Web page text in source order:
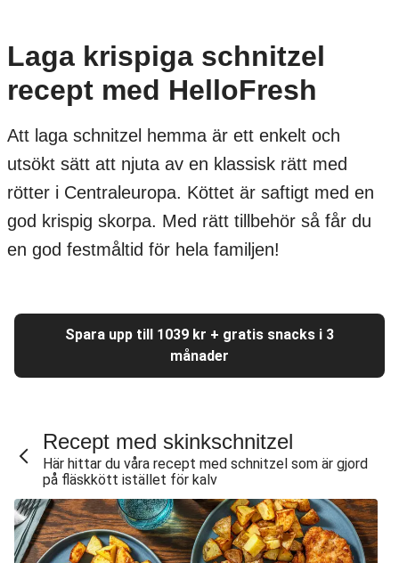
Laga krispiga schnitzel
recept med HelloFresh
Att laga schnitzel hemma är ett enkelt och
utsökt sätt att njuta av en klassisk rätt med
rötter i Centraleuropa. Köttet är saftigt med en
god krispig skorpa. Med rätt tillbehör så får du
en god festmåltid för hela familjen!
Spara upp till 1039 kr + gratis snacks i 3
månader
Recept med skinkschnitzel
Här hittar du våra recept med schnitzel som är gjord
på fläskkött istället för kalv